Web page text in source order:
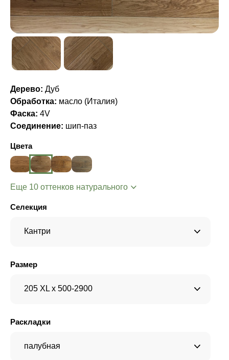
Дерево: Дуб
Обработка: масло (Италия)
Фаска: 4V
Соединение: шип-паз
Цвета
Еще 10 оттенков натурального
Селекция
Кантри
Размер
205 XL x 500-2900
Раскладки
палубная